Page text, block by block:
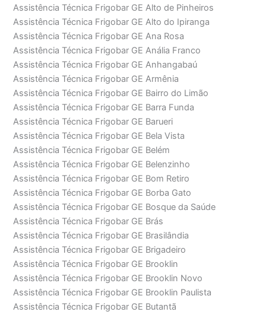
Assistência Técnica Frigobar GE Alto de Pinheiros
Assistência Técnica Frigobar GE Alto do Ipiranga
Assistência Técnica Frigobar GE Ana Rosa
Assistência Técnica Frigobar GE Anália Franco
Assistência Técnica Frigobar GE Anhangabaú
Assistência Técnica Frigobar GE Armênia
Assistência Técnica Frigobar GE Bairro do Limão
Assistência Técnica Frigobar GE Barra Funda
Assistência Técnica Frigobar GE Barueri
Assistência Técnica Frigobar GE Bela Vista
Assistência Técnica Frigobar GE Belém
Assistência Técnica Frigobar GE Belenzinho
Assistência Técnica Frigobar GE Bom Retiro
Assistência Técnica Frigobar GE Borba Gato
Assistência Técnica Frigobar GE Bosque da Saúde
Assistência Técnica Frigobar GE Brás
Assistência Técnica Frigobar GE Brasilândia
Assistência Técnica Frigobar GE Brigadeiro
Assistência Técnica Frigobar GE Brooklin
Assistência Técnica Frigobar GE Brooklin Novo
Assistência Técnica Frigobar GE Brooklin Paulista
Assistência Técnica Frigobar GE Butantã